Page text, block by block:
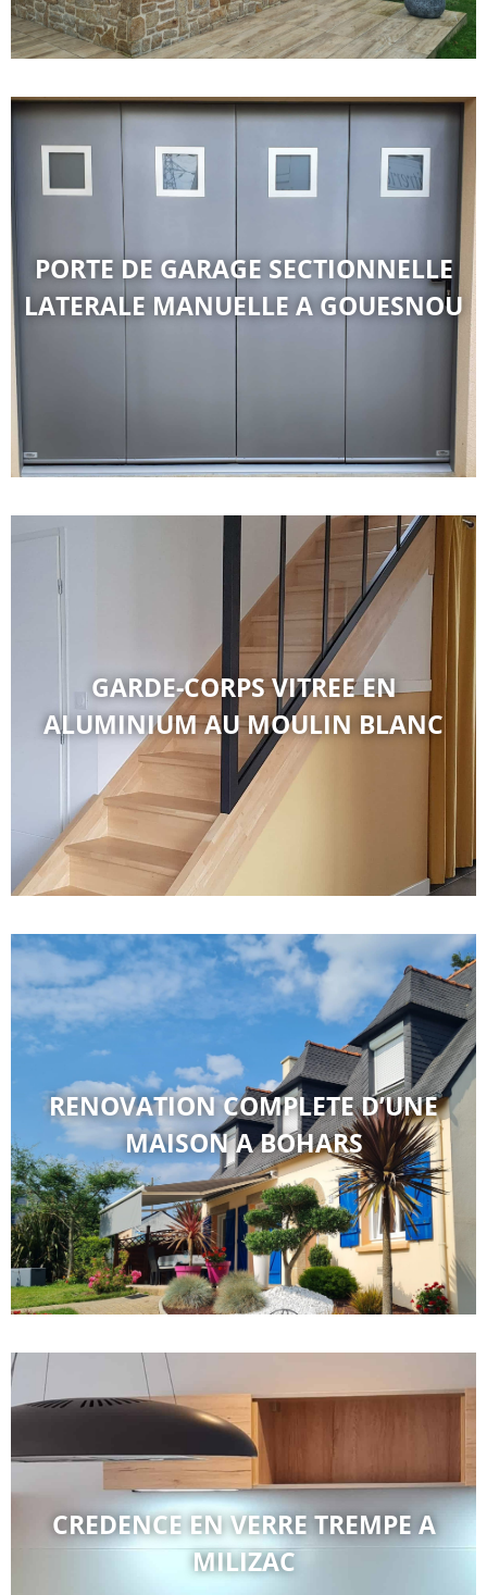
PORTE DE GARAGE SECTIONNELLE
LATERALE MANUELLE A GOUESNOU
GARDE-CORPS VITREE EN
ALUMINIUM AU MOULIN BLANC
RENOVATION COMPLETE D’UNE
MAISON A BOHARS
CREDENCE EN VERRE TREMPE A
MILIZAC